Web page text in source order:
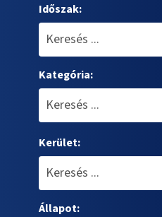
Időszak:
Kategória:
Kerület:
Állapot: